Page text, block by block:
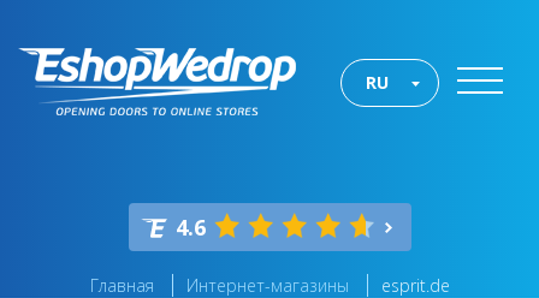
RU
4.6
Главная Интернет-магазины esprit.de